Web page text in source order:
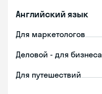
Английский язык
Для маркетологов
Деловой - для бизнеса
Для путешествий